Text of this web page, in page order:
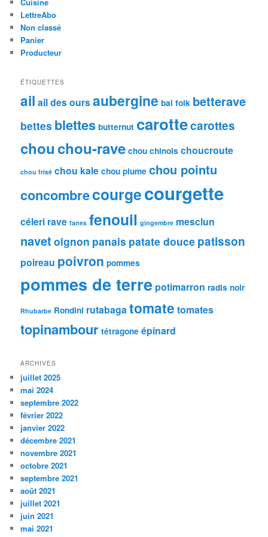
c
h
e
LettreAbo
Non classé
Panier
Producteur
ÉTIQUETTES
ail ail des oursaubergine bal folk betterave
bettes blettes butternut carottecarottes
chouchou-rave chou chinois choucroute
chou frisé chou kale chou plume chou pointu
concombrecourgecourgette
céleri rave fanes fenouil gingembre mesclun
navet oignon panais patate douce patisson
poireau poivron pommes
pommes de terre potimarron radis noir
Rhubarbe Rondini rutabagatomate tomates
topinambour tétragone épinard
ARCHIVES
juillet 2025
mai 2024
septembre 2022
février 2022
janvier 2022
décembre 2021
novembre 2021
octobre 2021
septembre 2021
août 2021
juillet 2021
juin 2021
mai 2021